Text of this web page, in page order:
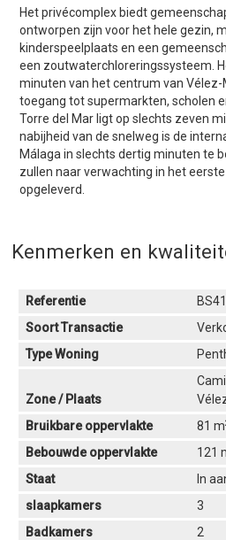
Het privécomplex biedt
ontworpen zijn voor het hele gezin,
kinderspeelplaats en een
een zoutwaterchloreringssysteem.
minuten van het centrum van
toegang tot supermarkten, scholen
Torre del Mar ligt op slechts zeven
nabijheid van de snelweg is de
Málaga in slechts dertig minuten te
zullen naar verwachting in het
opgeleverd.
Kenmerken en
Referentie
Soort Transactie
Type Woning
Zone / Plaats
Bruikbare oppervlakte
81 m
Bebouwde oppervlakte 121
Staat
In
slaapkamers
3
Badkamers
2